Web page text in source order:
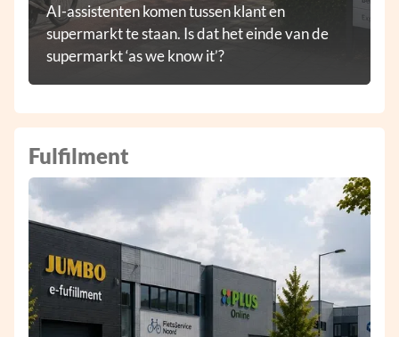
AI-assistenten komen tussen klant en
supermarkt te staan. Is dat het einde van de
supermarkt ‘as we know it’?
Fulfilment